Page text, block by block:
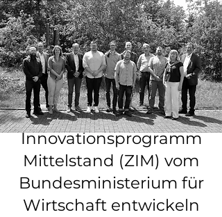
Im Rahmen des
Förderprogramms
Zentrales
Innovationsprogramm
Mittelstand (ZIM) vom
Bundesministerium für
Wirtschaft entwickeln